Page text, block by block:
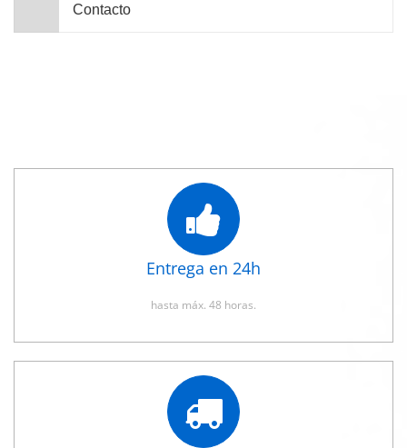
Contacto
Entrega en 24h
hasta máx. 48 horas.